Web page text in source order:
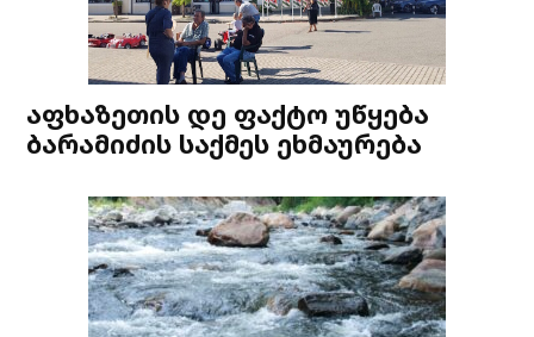
აფხაზეთის დე ფაქტო უწყება
ბარამიძის საქმეს ეხმაურება